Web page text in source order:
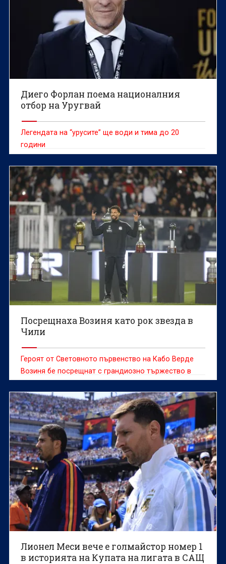
Диего Форлан поема националния
отбор на Уругвай
Легендата на “урусите” ще води и тима до 20
години
Посрещнаха Возиня като рок звезда в
Чили
Героят от Световното първенство на Кабо Верде
Возиня бе посрещнат с грандиозно тържество в
сряда, след като се присъедини към чилийския
гранд Коло Коло, предаде ДПА.
Лионел Меси вече е голмайстор номер 1
в историята на Купата на лигата в САЩ